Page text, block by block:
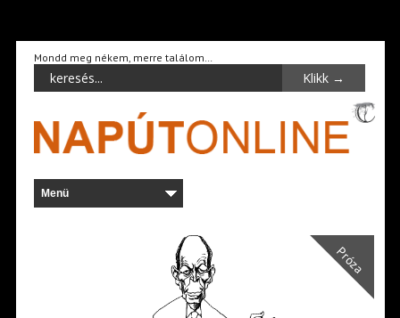
Mondd meg nékem, merre találom…
Próza